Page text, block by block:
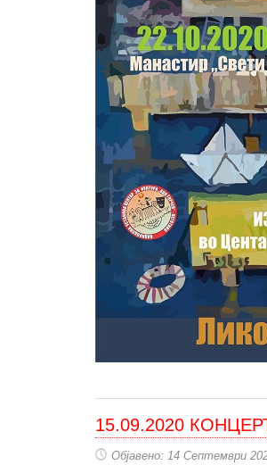
15.09.2020
Објавено: 14 Септември